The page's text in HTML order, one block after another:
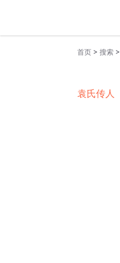
首页 > 搜索 >
袁氏传人